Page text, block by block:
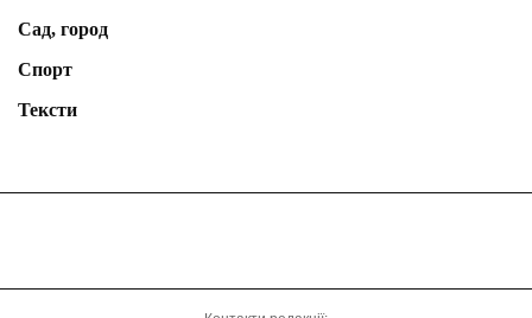
Сад, город
Спорт
Тексти